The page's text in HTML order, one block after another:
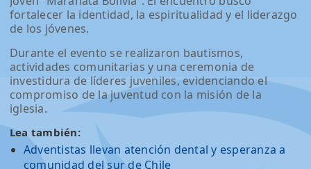
fortalecer la identidad, la espiritualidad y el liderazgo
de los jóvenes.
Durante el evento se realizaron bautismos,
actividades comunitarias y una ceremonia de
investidura de líderes juveniles, evidenciando el
compromiso de la juventud con la misión de la
iglesia.
Lea también:
Adventistas llevan atención dental y esperanza a
comunidad del sur de Chile